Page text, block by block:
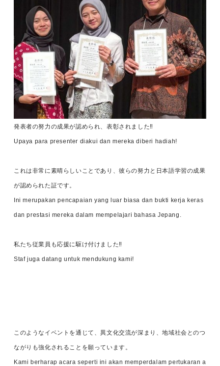
発表者の努力の成果が認められ、表彰されました‼
Upaya para presenter diakui dan mereka diberi hadiah!
これは非常に素晴らしいことであり、彼らの努力と日本語学習の成果
が認められた証です。
Ini merupakan pencapaian yang luar biasa dan bukti kerja keras
dan prestasi mereka dalam mempelajari bahasa Jepang.
私たち従業員も応援に駆け付けました‼
Staf juga datang untuk mendukung kami!
このようなイベントを通じて、異文化交流が深まり、地域社会とのつ
ながりも強化されることを願っています。
Kami berharap acara seperti ini akan memperdalam pertukaran a